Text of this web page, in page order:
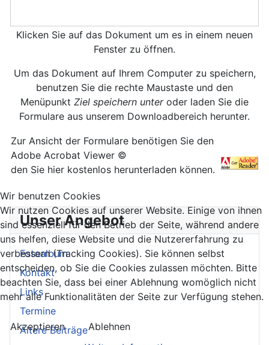
Klicken Sie auf das Dokument um es in einem neuen
Fenster zu öffnen.
Um das Dokument auf Ihrem Computer zu speichern,
benutzen Sie die rechte Maustaste und den
Menüpunkt Ziel speichern unteroder laden Sie die
Formulare aus unserem Downloadbereich herunter.
Zur Ansicht der Formulare benötigen Sie den
Adobe Acrobat Viewer ©
den Sie hier kostenlos herunterladen können.
Unser Angebot
Fotoalbum
Kontakt
Links
Termine
Ältere Beiträge
Wir benutzen Cookies
Wir nutzen Cookies auf unserer Website. Einige von ihnen
sind essenziell für den Betrieb der Seite, während andere
uns helfen, diese Website und die Nutzererfahrung zu
verbessern (Tracking Cookies). Sie können selbst
entscheiden, ob Sie die Cookies zulassen möchten. Bitte
beachten Sie, dass bei einer Ablehnung womöglich nicht
mehr alle Funktionalitäten der Seite zur Verfügung stehen.
Akzeptieren
Ablehnen